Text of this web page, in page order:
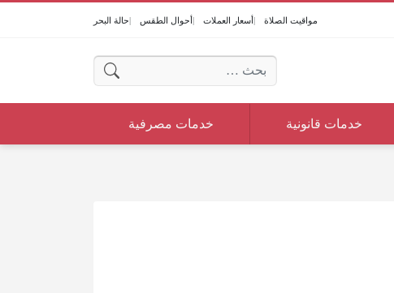
مواقيت الصلاة أسعار العملات أحوال الطقس حالة البحر
البحث عن:
خدمات قانونية خدمات مصرفية